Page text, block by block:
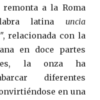
a la Roma
latina uncia
relacionada con la
en doce partes
la onza ha
diferentes
en una